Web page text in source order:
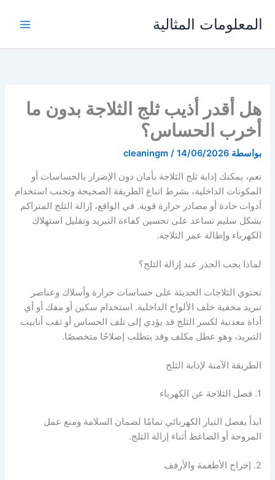
المعلومات المثالية
هل أقدر أذيب ثلج الثلاجة بدون ما
أخرب الحساس؟
بواسطة cleaningm / 14/06/2026
نعم، يمكنك إذابة ثلج الثلاجة بأمان دون الإضرار بالحساسات أو
المكونات الداخلية، بشرط اتباع الطريقة الصحيحة وتجنب استخدام
أدوات حادة أو مصادر حرارة قوية. في الواقع، إزالة الثلج المتراكم
بشكل سليم تساعد على تحسين كفاءة التبريد وتقليل استهلاك
الكهرباء وإطالة عمر الثلاجة.
لماذا يجب الحذر عند إزالة الثلج؟
تحتوي الثلاجات الحديثة على حساسات حرارة وأسلاك وعناصر
تبريد مخفية خلف الألواح الداخلية. استخدام سكين أو مفك أو أي
أداة معدنية لكسر الثلج قد يؤدي إلى تلف الحساس أو ثقب أنابيب
التبريد، وهو عطل مكلف وقد يتطلب إصلاحًا متخصصًا.
الطريقة الآمنة لإذابة الثلج
1. فصل الثلاجة عن الكهرباء
ابدأ بفصل التيار الكهربائي تمامًا لضمان السلامة ومنع عمل
المروحة أو الضاغط أثناء إزالة الثلج.
2. إخراج الأطعمة والأرفف